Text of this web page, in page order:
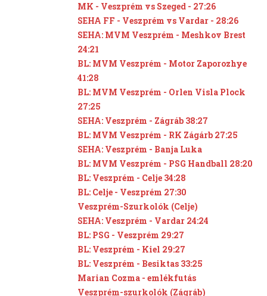
MK - Veszprém vs Szeged - 27:26
SEHA FF - Veszprém vs Vardar - 28:26
SEHA: MVM Veszprém - Meshkov Brest
24:21
BL: MVM Veszprém - Motor Zaporozhye
41:28
BL: MVM Veszprém - Orlen Visla Plock
27:25
SEHA: Veszprém - Zágráb 38:27
BL: MVM Veszprém - RK Zágárb 27:25
SEHA: Veszprém - Banja Luka
BL: MVM Veszprém - PSG Handball 28:20
BL: Veszprém - Celje 34:28
BL: Celje - Veszprém 27:30
Veszprém-Szurkolók (Celje)
SEHA: Veszprém - Vardar 24:24
BL: PSG - Veszprém 29:27
BL: Veszprém - Kiel 29:27
BL: Veszprém - Besiktas 33:25
Marian Cozma - emlékfutás
Veszprém-szurkolók (Zágráb)